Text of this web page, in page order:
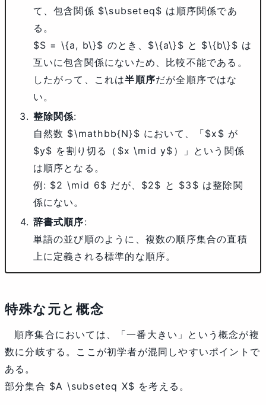
て、包含関係 $\subseteq$ は順序関係であ
る。
$S = \{a, b\}$ のとき、 $\{a\}$ と $\{b\}$ は
互いに包含関係にないため、比較不能である。
したがって、これは半順序だが全順序ではな
い。
整除関係:
自然数 $\mathbb{N}$ において、「$x$ が
$y$ を割り切る（$x \mid y$）」という関係
は順序となる。
例: $2 \mid 6$ だが、$2$ と $3$ は整除関
係にない。
辞書式順序:
単語の並び順のように、複数の順序集合の直積
上に定義される標準的な順序。
特殊な元と概念
順序集合においては、「一番大きい」という概念が複
数に分岐する。ここが初学者が混同しやすいポイントで
ある。
部分集合 $A \subseteq X$ を考える。